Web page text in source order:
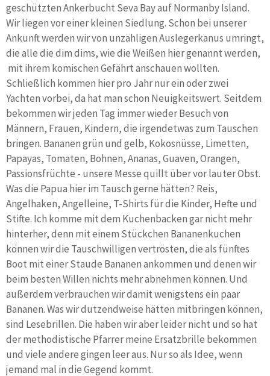
geschützten Ankerbucht Seva Bay auf Normanby Island.
Wir liegen vor einer kleinen Siedlung. Schon bei unserer
Ankunft werden wir von unzähligen Auslegerkanus umringt,
die alle die dim dims, wie die Weißen hier genannt werden,
mit ihrem komischen Gefährt anschauen wollten.
Schließlich kommen hier pro Jahr nur ein oder zwei
Yachten vorbei, da hat man schon Neuigkeitswert. Seitdem
bekommen wir jeden Tag immer wieder Besuch von
Männern, Frauen, Kindern, die irgendetwas zum Tauschen
bringen. Bananen grün und gelb, Kokosnüsse, Limetten,
Papayas, Tomaten, Bohnen, Ananas, Guaven, Orangen,
Passionsfrüchte - unsere Messe quillt über vor lauter Obst.
Was die Papua hier im Tausch gerne hätten? Reis,
Angelhaken, Angelleine, T-Shirts für die Kinder, Hefte und
Stifte. Ich komme mit dem Kuchenbacken gar nicht mehr
hinterher, denn mit einem Stückchen Bananenkuchen
können wir die Tauschwilligen vertrösten, die als fünftes
Boot mit einer Staude Bananen ankommen und denen wir
beim besten Willen nichts mehr abnehmen können. Und
außerdem verbrauchen wir damit wenigstens ein paar
Bananen. Was wir dutzendweise hätten mitbringen können,
sind Lesebrillen. Die haben wir aber leider nicht und so hat
der methodistische Pfarrer meine Ersatzbrille bekommen
und viele andere gingen leer aus. Nur so als Idee, wenn
jemand mal in die Gegend kommt.